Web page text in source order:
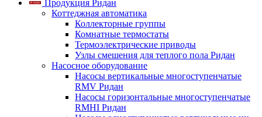
Продукция Ридан
Коттеджная автоматика
Коллекторные группы
Комнатные термостаты
Термоэлектрические приводы
Узлы смешения для теплого пола Ридан
Насосное оборудование
Насосы вертикальные многоступенчатые
RMV Ридан
Насосы горизонтальные многоступенчатые
RMHI Ридан